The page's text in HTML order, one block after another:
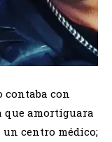
contaba con
amortiguara
un centro médico;